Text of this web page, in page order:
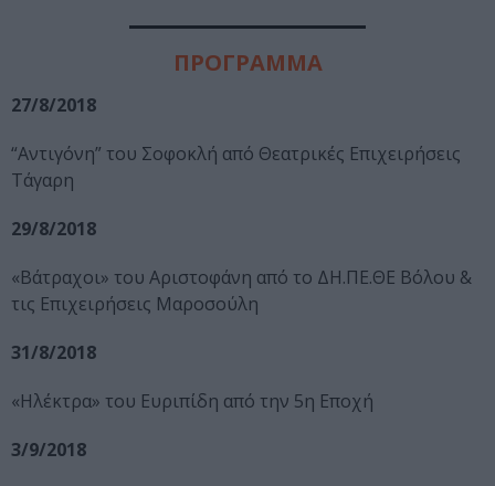
ΠΡΟΓΡΑΜΜΑ
27/8/2018
“Αντιγόνη” του Σοφοκλή από Θεατρικές Επιχειρήσεις
Τάγαρη
29/8/2018
«Βάτραχοι» του Αριστοφάνη από το ΔΗ.ΠΕ.ΘΕ Βόλου &
τις Επιχειρήσεις Μαροσούλη
31/8/2018
«Ηλέκτρα» του Ευριπίδη από την 5η Εποχή
3/9/2018